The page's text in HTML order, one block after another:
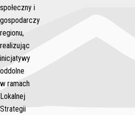
społeczny i
gospodarczy
regionu,
realizując
inicjatywy
oddolne
w ramach
Lokalnej
Strategii